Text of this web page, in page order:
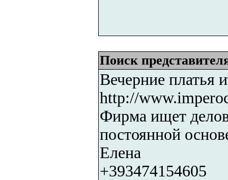
Поиск
Вечерние платья
http://
Фирма ищет
постоянной
Елена
+393474154605